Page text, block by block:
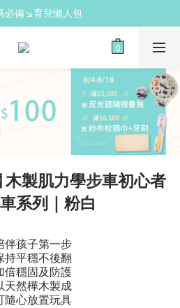
必備↘育兒懶人包
必備↘育兒懶人包
領↘逗寶媽媽禮
胺基酸潔膚皂(金箔紫草)
必備↘育兒懶人包
製肌力學步車初心者
系列｜粉白
孩子第一步
平穩不後翻
穩固及防護
然樺木製成
心放置玩具